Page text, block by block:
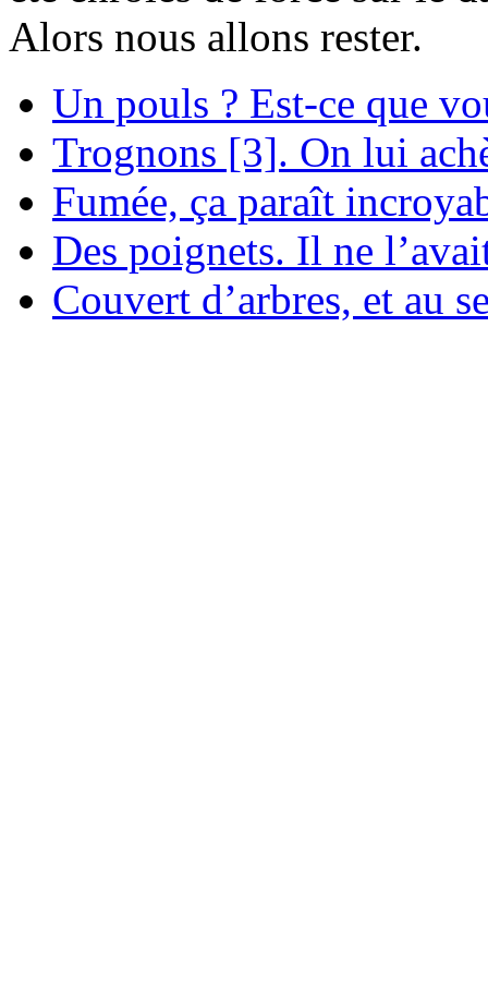
Alors nous allons rester.
Un pouls ? Est-ce que
Trognons [3]. On lui
Fumée, ça paraît
Des poignets. Il ne
Couvert d’arbres, et au